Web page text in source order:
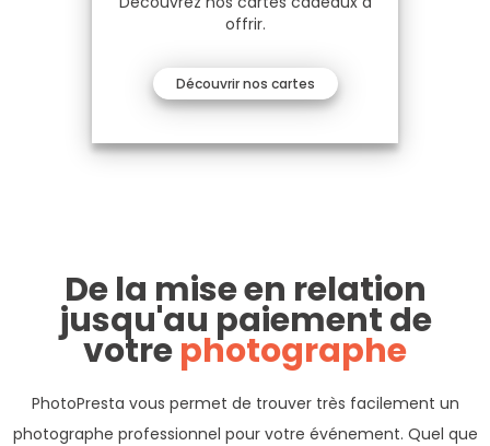
offrir.
Découvrir nos cartes
De la mise en relation
jusqu'au paiement de
votrephotographe
PhotoPresta vous permet de trouver très facilement un
photographe professionnel pour votre événement. Quel que